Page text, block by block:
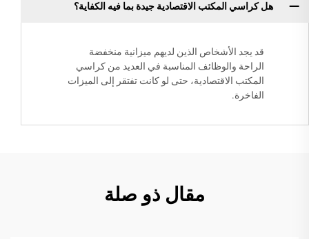
هل كراسي المكتب الاقتصادية جيدة بما فيه الكفاية؟
قد يجد الأشخاص الذين لديهم ميزانية منخفضة
الراحة والوظائف المناسبة في العديد من كراسي
المكتب الاقتصادية، حتى لو كانت تفتقر إلى الميزات
الفاخرة.
مقال ذو صلة